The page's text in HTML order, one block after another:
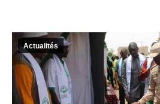
Actualités